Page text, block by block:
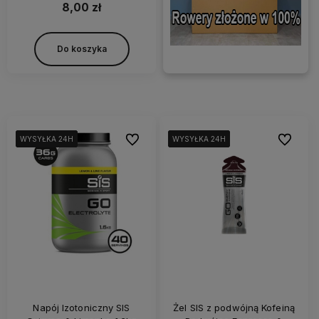
8,00 zł
Do koszyka
WYSYŁKA 24H
WYSYŁKA 24H
WYSYŁKA 24H
WYSYŁKA 24H
Napój Izotoniczny SIS
Do ulubionychWYSYŁKA 24H
WYSYŁKA 24H
WYSYŁKA 24H
WYSYŁKA 24H
Żel SIS z podwójną Kofeiną
Do